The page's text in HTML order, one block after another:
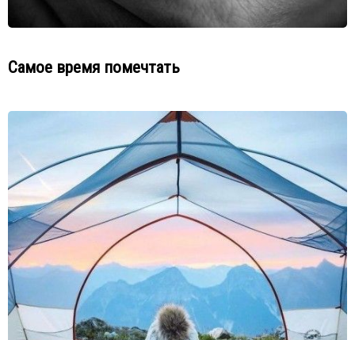
Самое время помечтать